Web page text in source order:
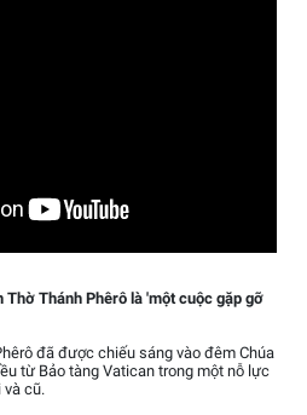
Thánh Phêrô là 'một cuộc gặp gỡ
đã được chiếu sáng vào đêm Chúa
từ Bảo tàng Vatican trong một nỗ lực
và cũ.